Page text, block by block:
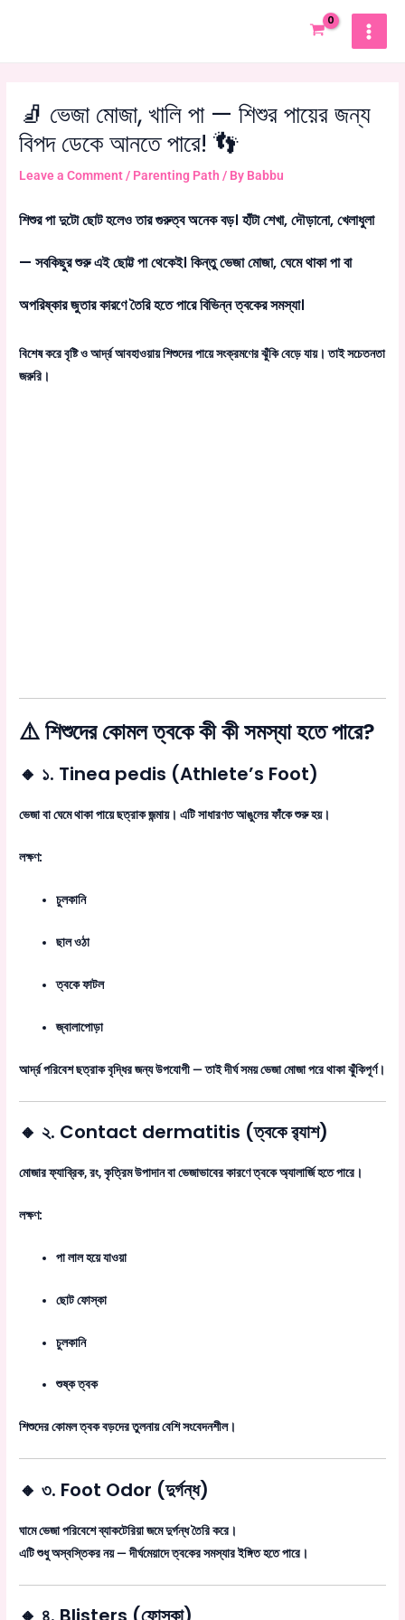
MAIN
🧦 ভেজা মোজা, খালি পা — শিশুর পায়ের জন্য
বিপদ ডেকে আনতে পারে! 👣
Leave a Comment/ Parenting Path / By Babbu
শিশুর পা দুটো ছোট হলেও তার গুরুত্ব অনেক বড়। হাঁটা শেখা, দৌড়ানো, খেলাধুলা
— সবকিছুর শুরু এই ছোট্ট পা থেকেই। কিন্তু ভেজা মোজা, ঘেমে থাকা পা বা
অপরিষ্কার জুতার কারণে তৈরি হতে পারে বিভিন্ন ত্বকের সমস্যা।
বিশেষ করে বৃষ্টি ও আর্দ্র আবহাওয়ায় শিশুদের পায়ে সংক্রমণের ঝুঁকি বেড়ে যায়। তাই সচেতনতা
জরুরি।
⚠️ শিশুদের কোমল ত্বকে কী কী সমস্যা হতে পারে?
🔸 ১. Tinea pedis (Athlete’s Foot)
ভেজা বা ঘেমে থাকা পায়ে ছত্রাক জন্মায়। এটি সাধারণত আঙুলের ফাঁকে শুরু হয়।
লক্ষণ:
চুলকানি
ছাল ওঠা
ত্বকে ফাটল
জ্বালাপোড়া
আর্দ্র পরিবেশ ছত্রাক বৃদ্ধির জন্য উপযোগী — তাই দীর্ঘ সময় ভেজা মোজা পরে থাকা ঝুঁকিপূর্ণ।
🔸 ২. Contact dermatitis (ত্বকে র‍্যাশ)
মোজার ফ্যাব্রিক, রং, কৃত্রিম উপাদান বা ভেজাভাবের কারণে ত্বকে অ্যালার্জি হতে পারে।
লক্ষণ:
পা লাল হয়ে যাওয়া
ছোট ফোস্কা
চুলকানি
শুষ্ক ত্বক
শিশুদের কোমল ত্বক বড়দের তুলনায় বেশি সংবেদনশীল।
🔸 ৩. Foot Odor (দুর্গন্ধ)
ঘামে ভেজা পরিবেশে ব্যাকটেরিয়া জমে দুর্গন্ধ তৈরি করে।
এটি শুধু অস্বস্তিকর নয় — দীর্ঘমেয়াদে ত্বকের সমস্যার ইঙ্গিত হতে পারে।